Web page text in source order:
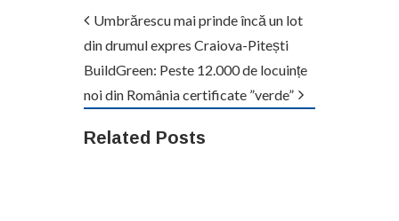
Umbrărescu mai prinde încă un lot
din drumul expres Craiova-Pitești
BuildGreen: Peste 12.000 de locuințe
noi din România certificate ”verde”
Related Posts